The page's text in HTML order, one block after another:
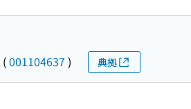
(001104637 ) 典拠